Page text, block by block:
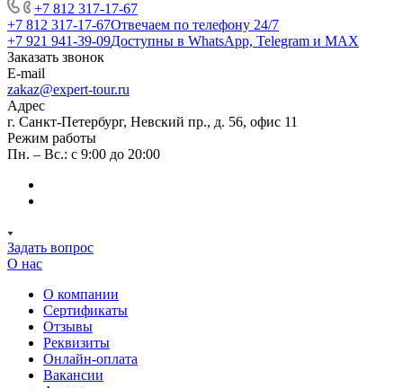
+7 812 317-17-67
+7 812 317-17-67Отвечаем по телефону 24/7
+7 921 941-39-09Доступны в WhatsApp, Telegram и MAX
Заказать звонок
E-mail
zakaz@expert-tour.ru
Адрес
г. Санкт-Петербург, Невский пр., д. 56, офис 11
Режим работы
Пн. – Вс.: с 9:00 до 20:00
Задать вопрос
О нас
О компании
Сертификаты
Отзывы
Реквизиты
Онлайн-оплата
Вакансии